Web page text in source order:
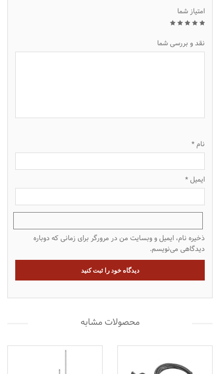
امتیاز شما
نقد و بررسی شما
نام*
ایمیل*
ذخیره نام، ایمیل و وبسایت من در مرورگر برای زمانی که دوباره
دیدگاهی می‌نویسم.
محصولات مشابه